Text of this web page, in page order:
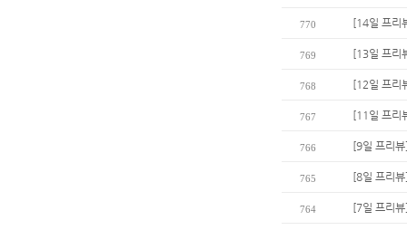
770 [14일 프리
769 [13일 프리
768 [12일 프리
767 [11일 프리
766 [9일 프리
765 [8일 프리
764 [7일 프리